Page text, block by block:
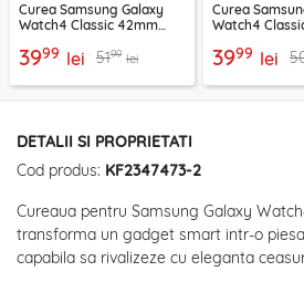
Curea Samsung Galaxy
Watch4 Classic 42mm
3999 lei 5199 lei
Curea
Watch4
3999 lei
DETALII SI PROPRIETATI
Cod produs: KF2347473-2
Cureaua pentru Samsung Galaxy
transforma un gadget smart intr-o
capabila sa rivalizeze cu eleganta